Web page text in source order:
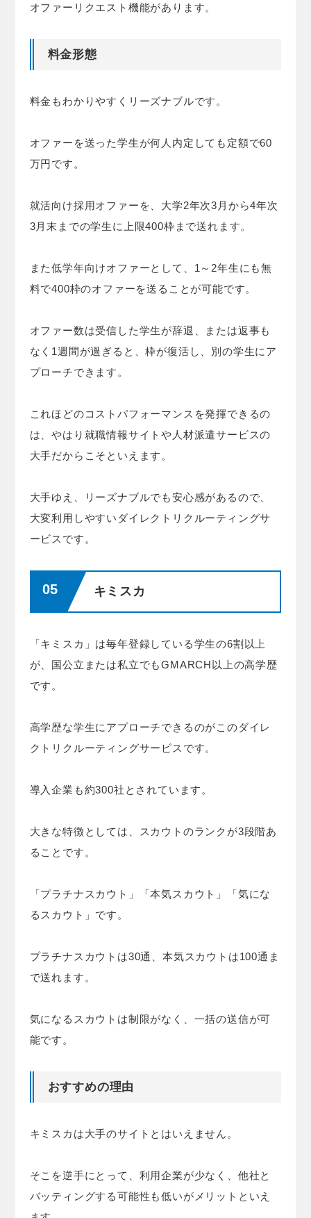
オファーリクエスト機能があります。
料金形態
料金もわかりやすくリーズナブルです。
オファーを送った学生が何人内定しても定額で60
万円です。
就活向け採用オファーを、大学2年次3月から4年次
3月末までの学生に上限400枠まで送れます。
また低学年向けオファーとして、1～2年生にも無
料で400枠のオファーを送ることが可能です。
オファー数は受信した学生が辞退、または返事も
なく1週間が過ぎると、枠が復活し、別の学生にア
プローチできます。
これほどのコストパフォーマンスを発揮できるの
は、やはり就職情報サイトや人材派遣サービスの
大手だからこそといえます。
大手ゆえ、リーズナブルでも安心感があるので、
大変利用しやすいダイレクトリクルーティングサ
ービスです。
キミスカ
「キミスカ」は毎年登録している学生の6割以上
が、国公立または私立でもGMARCH以上の高学歴
です。
高学歴な学生にアプローチできるのがこのダイレ
クトリクルーティングサービスです。
導入企業も約300社とされています。
大きな特徴としては、スカウトのランクが3段階あ
ることです。
「プラチナスカウト」「本気スカウト」「気にな
るスカウト」です。
プラチナスカウトは30通、本気スカウトは100通ま
で送れます。
気になるスカウトは制限がなく、一括の送信が可
能です。
おすすめの理由
キミスカは大手のサイトとはいえません。
そこを逆手にとって、利用企業が少なく、他社と
バッティングする可能性も低いがメリットといえ